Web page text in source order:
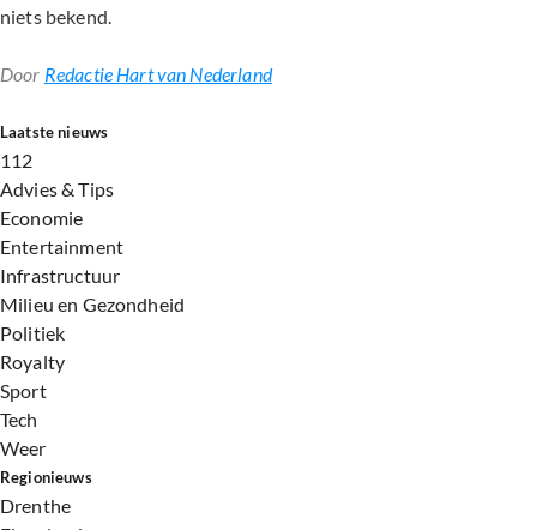
niets bekend.
Door Redactie Hart van Nederland
Laatste nieuws
112
Advies & Tips
Economie
Entertainment
Infrastructuur
Milieu en Gezondheid
Politiek
Royalty
Sport
Tech
Weer
Regionieuws
Drenthe